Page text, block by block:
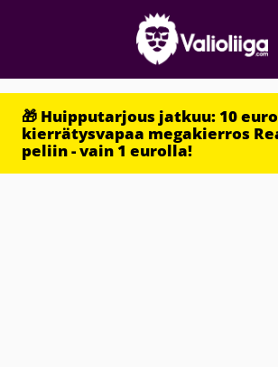
🎁 Huipputarjous jatkuu: 10
kierrätysvapaa megakierros
peliin - vain 1 eurolla!